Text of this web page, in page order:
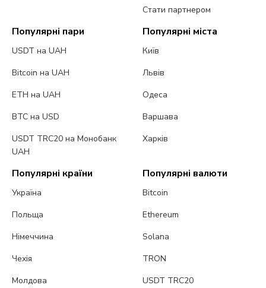
Стати партнером
Популярні пари
USDT на UAH
Bitcoin на UAH
ETH на UAH
BTC на USD
USDT TRC20 на Монобанк
UAH
Популярні міста
Київ
Львів
Одеса
Варшава
Харків
Популярні країни
Україна
Польща
Німеччина
Чехія
Молдова
Популярні валюти
Bitcoin
Ethereum
Solana
TRON
USDT TRC20